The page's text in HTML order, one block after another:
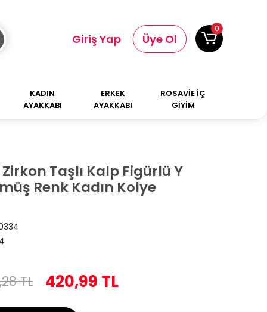
Giriş Yap Üye Ol
0
KADIN
AYAKKABI
ERKEK
AYAKKABI
ROSAVİE İÇ
GİYİM
Zirkon Taşlı Kalp Figürlü Y
Renk Kadın Kolye
TL 420,99 TL